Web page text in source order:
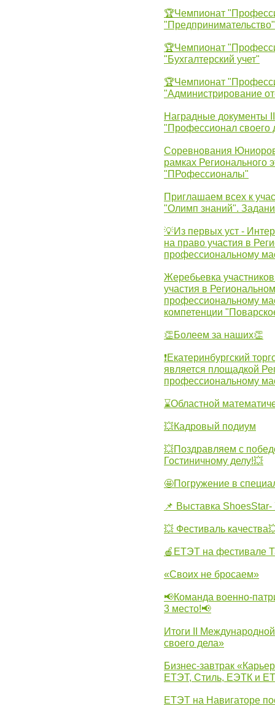
🏆Чемпионат
"Предпринимательство"
🏆Чемпионат
"Бухгалтерский учет"
🏆Чемпионат
"Администрирование
Наградные документы
"Профессионал своего
Соревнования
рамках Регионального
"ПРофессионалы"
Приглашаем всех к
"Олимп знаний".
💡Из первых уст -
на право участия в
профессиональному
Жеребьевка
участия в
профессиональному
компетенции
👏Болеем за наших👏
❗Екатеринбургский
является площадкой
профессиональному
⌛Областной
💥Кадровый подиум
💥Поздравляем с
Гостиничному делу!💥
🤩Погружение в
📌 Выставка ShoesStar-
💥 Фестиваль
🍎ЕТЭТ на фестивале
«Своих не бросаем»
📢Команда военно-
3 место!📢
Итоги II
своего дела»
Бизнес-завтрак
ЕТЭТ, Стиль, ЕЭТК и
ЕТЭТ на Навигаторе